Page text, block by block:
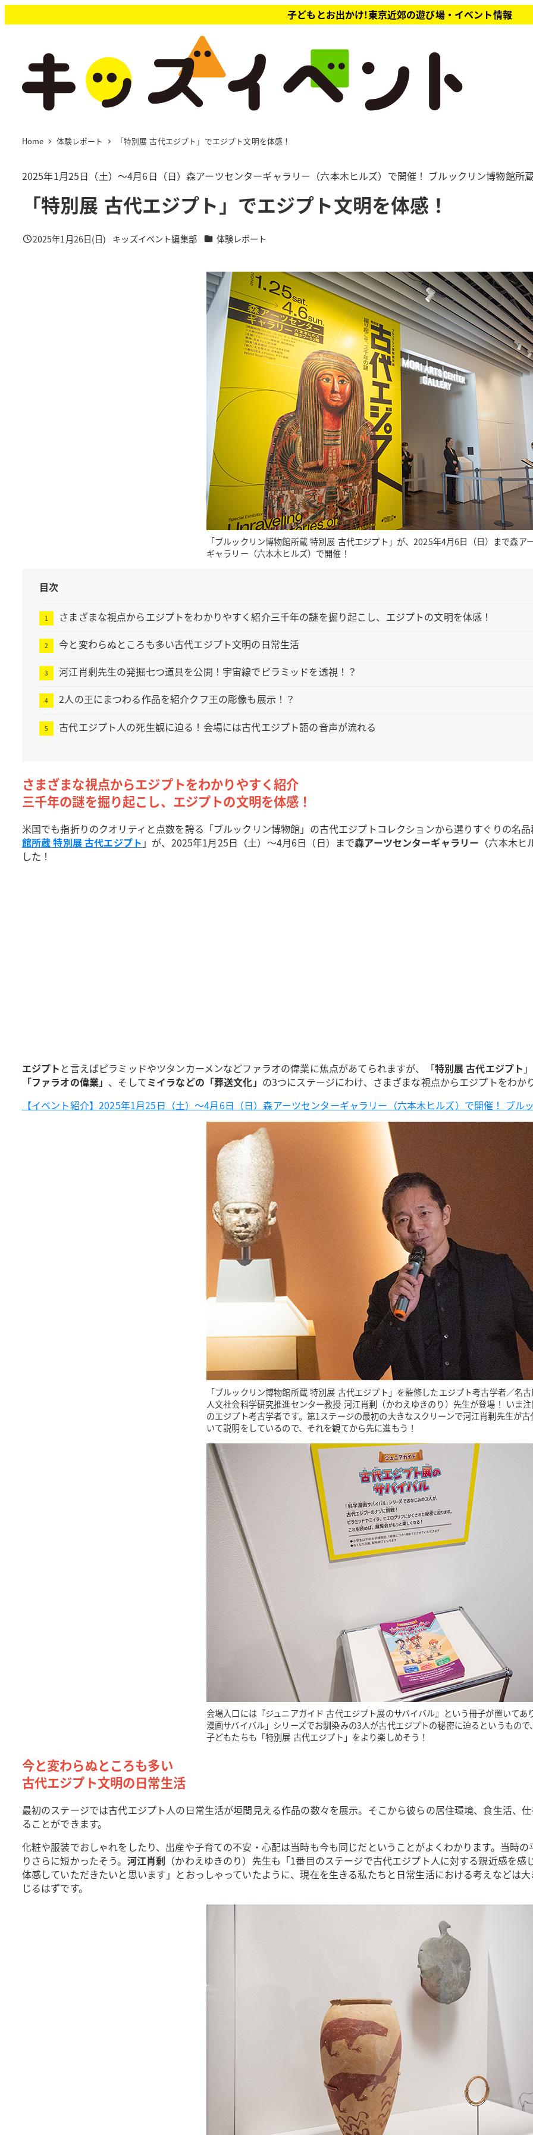
イ
子どもとお出かけ!東京近郊の遊び場・イベント情報
Home 体験レポート 「特別展 古代エジプト」でエジプト文明を体感！
2025年1月25日（土）～4月6日（日）森アーツセンターギャラリー（六本木ヒルズ）で開催！ ブルックリン博物館所
「特別展 古代エジプト」でエジプト文明を体感！
投稿日
2025年1月26日(日)
著
キッズイベント編集部 カテゴリー
体験レポート
「ブルックリン博物館所蔵 特別展 古代エジプト」が、2025年4月6日（日）まで森ア
ギャラリー（六本木ヒルズ）で開催！
目次
さまざまな視点からエジプトをわかりやすく紹介三千年の謎を掘り起こし、エジプトの文明を体感！
今と変わらぬところも多い古代エジプト文明の日常生活
河江肖剰先生の発掘七つ道具を公開！宇宙線でピラミッドを透視！？
2人の王にまつわる作品を紹介クフ王の彫像も展示！？
古代エジプト人の死生観に迫る！会場には古代エジプト語の音声が流れる
さまざまな視点からエジプトをわかりやすく紹介
三千年の謎を掘り起こし、エジプトの文明を体感！
米国でも指折りのクオリティと点数を誇る「ブルックリン博物館」の古代エジプトコレクションから選りすぐりの名
館所蔵 特別展 古代エジプト 」が、2025年1月25日（土）～4月6日（日）まで森アーツセンターギャラリー （六本木
した！
エジプト と言えばピラミッドやツタンカーメンなどファラオの偉業に焦点があてられますが、「特別展 古代エジプト
「ファラオの偉業」 、そしてミイラなどの「葬送文化」 の3つにステージにわけ、さまざまな視点からエジプトをわか
【イベント紹介】2025年1月25日（土）～4月6日（日）森アーツセンターギャラリー（六本木ヒルズ）で開催！ ブル
「ブルックリン博物館所蔵 特別展 古代エジプト」を監修したエジプト考古学者／名
人文社会科学研究推進センター教授 河江肖剰（かわえゆきのり）先生が登場！ いま
のエジプト考古学者です。第1ステージの最初の大きなスクリーンで河江肖剰先生が古
いて説明をしているので、それを観てから先に進もう！
会場入口には『ジュニアガイド 古代エジプト展のサバイバル』という冊子が置いてあ
漫画サバイバル」シリーズでお馴染みの3人が古代エジプトの秘密に迫るというもので
子どもたちも「特別展 古代エジプト」をより楽しめそう！
今と変わらぬところも多い
古代エジプト文明の日常生活
最初のステージでは古代エジプト人の日常生活が垣間見える作品の数々を展示。そこから彼らの居住環境、食生活、
ることができます。
化粧や服装でおしゃれをしたり、出産や子育ての不安・心配は当時も今も同じだということがよくわかります。当時
りさらに短かったそう。 河江肖剰 （かわえゆきのり）先生も「1番目のステージで古代エジプト人に対する親近感を
体感していただきたいと思います」とおっしゃっていたように、現在を生きる私たちと日常生活における考えなどは
じるはずです。